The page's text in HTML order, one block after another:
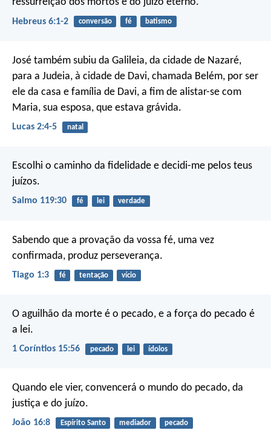
ressurreição dos mortos e do juízo eterno.
Hebreus 6:1-2 conversão fé batismo
José também subiu da Galileia, da cidade de Nazaré,
para a Judeia, à cidade de Davi, chamada Belém, por ser
ele da casa e família de Davi, a fim de alistar-se com
Maria, sua esposa, que estava grávida.
Lucas 2:4-5 natal
Escolhi o caminho da fidelidade e decidi-me pelos teus
juízos.
Salmo 119:30 fé lei verdade
Sabendo que a provação da vossa fé, uma vez
confirmada, produz perseverança.
Tiago 1:3 fé tentação vício
O aguilhão da morte é o pecado, e a força do pecado é
a lei.
1 Coríntios 15:56 pecado lei ídolos
Quando ele vier, convencerá o mundo do pecado, da
justiça e do juízo.
João 16:8 Espírito Santo mediador pecado